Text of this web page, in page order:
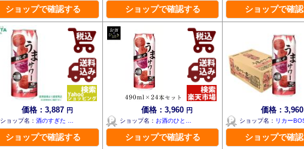
ショップで確認する ショップで確認する ショップで確
価格：3,887 円
ショップ名： 酒のすぎた …
ショップで確認する
価格：3,960 円
ショップ名： お酒のひと…
ショップで確認する
価格：
ショップ名： リカー
ショップで確